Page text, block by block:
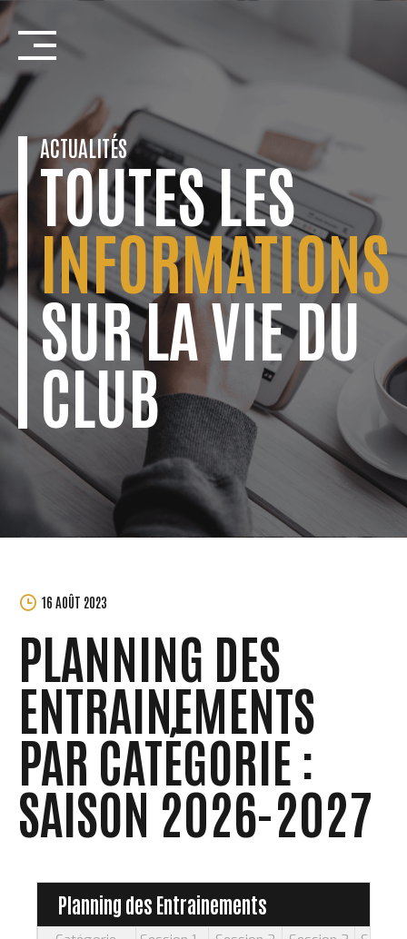
Skip
content
ACTUALITÉS
TOUTES LES
INFORMATIONS
SUR LA VIE DU
CLUB
16 AOÛT 2023
MORGANE
PERCHET
PLANNING DES
ENTRAINEMENTS
PAR CATÉGORIE :
SAISON 2026-2027
Planning des Entrainements